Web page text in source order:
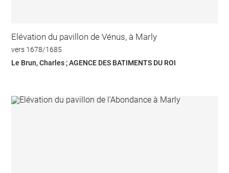
Elévation du pavillon de Vénus, à Marly
vers 1678/1685
Le Brun, Charles ; AGENCE DES BATIMENTS DU ROI